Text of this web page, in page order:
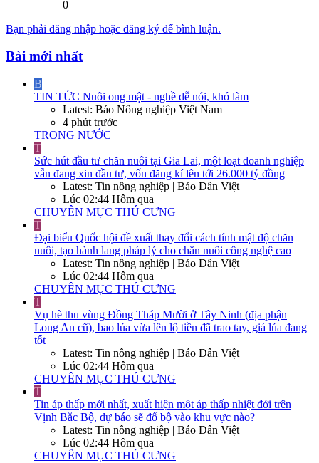
0
Bạn phải đăng nhập hoặc đăng ký để bình luận.
Bài mới nhất
B
TIN TỨC Nuôi ong mật - nghề dễ nói, khó làm
Latest: Báo Nông nghiệp Việt Nam
4 phút trước
TRONG NƯỚC
T
Sức hút đầu tư chăn nuôi tại Gia Lai, một loạt doanh nghiệp
vẫn đang xin đầu tư, vốn đăng kí lên tới 26.000 tỷ đồng
Latest: Tin nông nghiệp | Báo Dân Việt
Lúc 02:44 Hôm qua
CHUYÊN MỤC THÚ CƯNG
T
Đại biểu Quốc hội đề xuất thay đổi cách tính mật độ chăn
nuôi, tạo hành lang pháp lý cho chăn nuôi công nghệ cao
Latest: Tin nông nghiệp | Báo Dân Việt
Lúc 02:44 Hôm qua
CHUYÊN MỤC THÚ CƯNG
T
Vụ hè thu vùng Đồng Tháp Mười ở Tây Ninh (địa phận
Long An cũ), bao lúa vừa lên lộ tiền đã trao tay, giá lúa đang
tốt
Latest: Tin nông nghiệp | Báo Dân Việt
Lúc 02:44 Hôm qua
CHUYÊN MỤC THÚ CƯNG
T
Tin áp thấp mới nhất, xuất hiện một áp thấp nhiệt đới trên
Vịnh Bắc Bộ, dự báo sẽ đổ bộ vào khu vực nào?
Latest: Tin nông nghiệp | Báo Dân Việt
Lúc 02:44 Hôm qua
CHUYÊN MỤC THÚ CƯNG